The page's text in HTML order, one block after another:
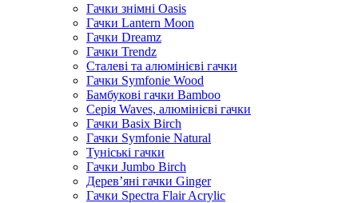
Гачки знімні Oasis
Гачки Lantern Moon
Гачки Dreamz
Гачки Trendz
Сталеві та алюмінієві гачки
Гачки Symfonie Wood
Бамбукові гачки Bamboo
Серія Waves, алюмінієві гачки
Гачки Basix Birch
Гачки Symfonie Natural
Туніські гачки
Гачки Jumbo Birch
Дерев’яні гачки Ginger
Гачки Spectra Flair Acrylic